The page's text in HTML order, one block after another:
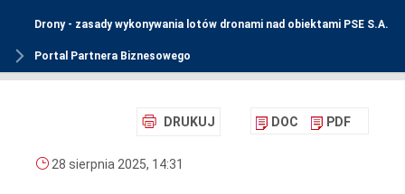
Drony - zasady wykonywania lotów dronami nad obiektami PSE S.A.
Portal Partnera Biznesowego
DRUKUJ DOC PDF
28 sierpnia 2025, 14:31